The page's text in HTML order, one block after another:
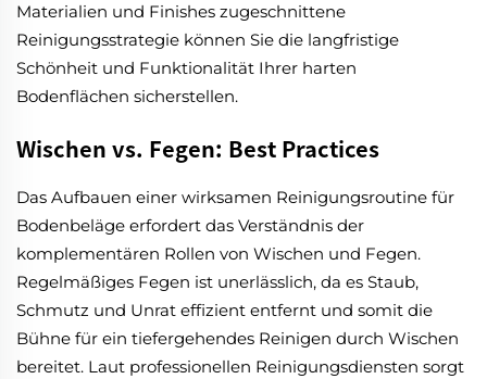
Materialien und Finishes zugeschnittene
Reinigungsstrategie können Sie die langfristige
Schönheit und Funktionalität Ihrer harten
Bodenflächen sicherstellen.
Wischen vs. Fegen: Best Practices
Das Aufbauen einer wirksamen Reinigungsroutine für
Bodenbeläge erfordert das Verständnis der
komplementären Rollen von Wischen und Fegen.
Regelmäßiges Fegen ist unerlässlich, da es Staub,
Schmutz und Unrat effizient entfernt und somit die
Bühne für ein tiefergehendes Reinigen durch Wischen
bereitet. Laut professionellen Reinigungsdiensten sorgt